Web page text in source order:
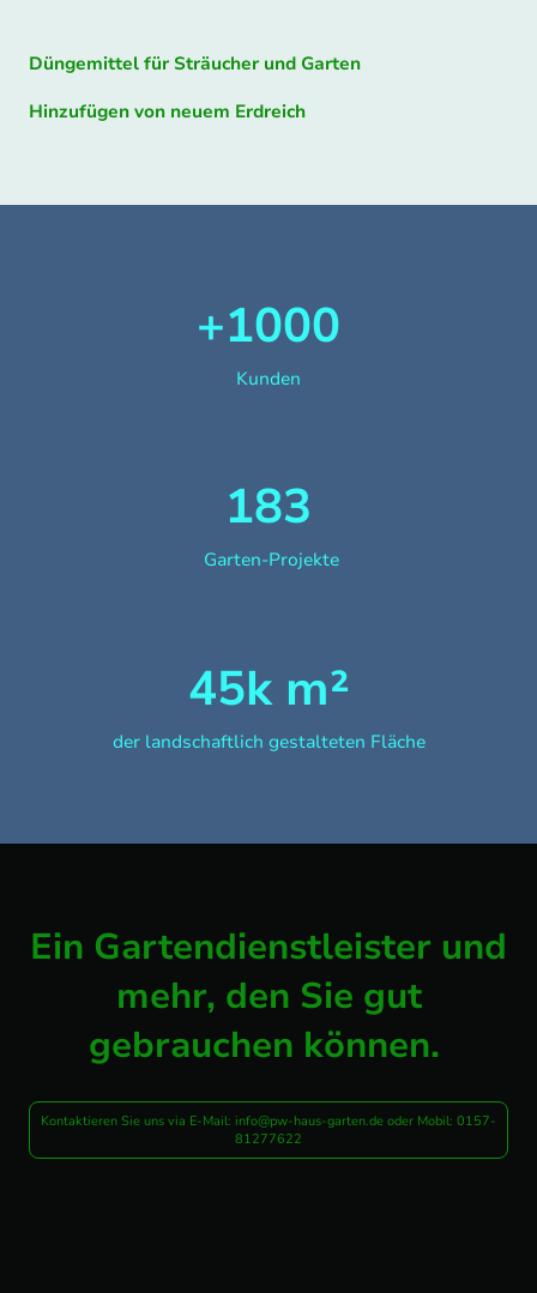
Düngemittel für Sträucher und Garten
Hinzufügen von neuem Erdreich
+1000
Kunden
183
Garten-Projekte
45k m²
der landschaftlich gestalteten Fläche
Ein Gartendienstleister und
mehr, den Sie gut
gebrauchen können.
Kontaktieren Sie uns via E-Mail: info@pw-haus-garten.de oder Mobil: 0157-
81277622